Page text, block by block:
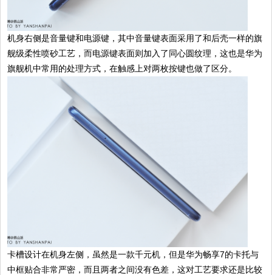
机身右侧是音量键和电源键，其中音量键表面采用了和后壳一样的旗
舰级柔性喷砂工艺，而电源键表面则加入了同心圆纹理，这也是华为
旗舰机中常用的处理方式，在触感上对两枚按键也做了区分。
卡槽设计在机身左侧，虽然是一款千元机，但是华为畅享7的卡托与
中框贴合非常严密，而且两者之间没有色差，这对工艺要求还是比较